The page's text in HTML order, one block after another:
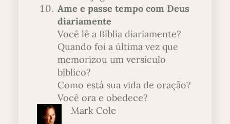
Ame e passe tempo com Deus
diariamente
Você lê a Bíblia diariamente?
Quando foi a última vez que
memorizou um versículo
bíblico?
Como está sua vida de oração?
Você ora e obedece?
Mark Cole